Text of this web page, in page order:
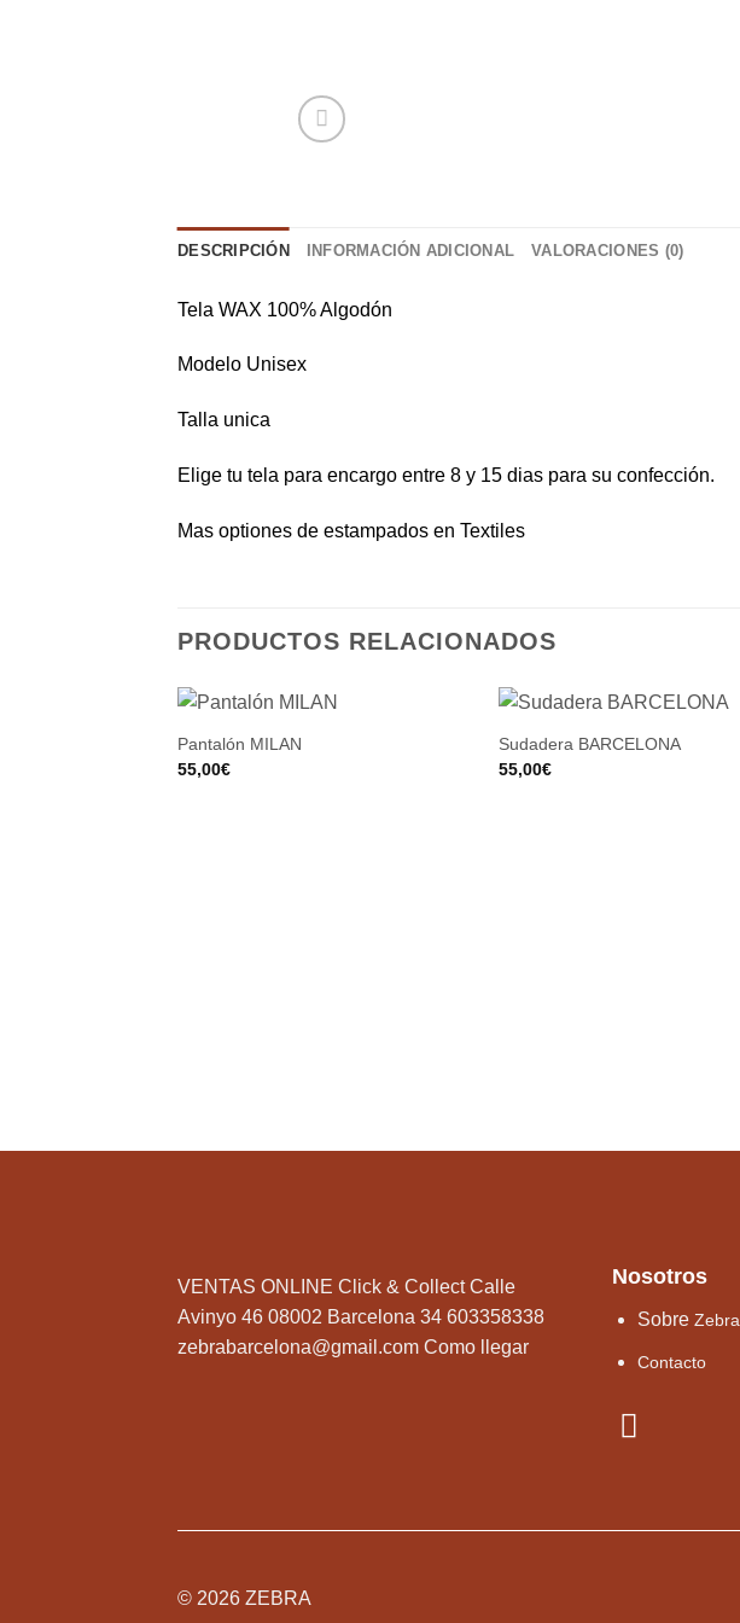
DESCRIPCIÓN INFORMACIÓN ADICIONAL VALORACIONES (0)
Tela WAX 100% Algodón
Modelo Unisex
Talla unica
Elige tu tela para encargo entre 8 y 15 dias para su confección.
Mas optiones de estampados en Textiles
PRODUCTOS RELACIONADOS
Pantalón MILAN
55,00€
Sudadera BARCELONA
55,00€
VENTAS ONLINE Click & Collect Calle
Avinyo 46 08002 Barcelona 34 603358338
zebrabarcelona@gmail.com Como llegar
Nosotros
Sobre Zebra
Contacto
© 2026 ZEBRA